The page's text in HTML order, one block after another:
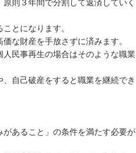
則３年間で分割して返済していく
とになります。
な財産を手放さずに済みます。
民事再生の場合はそのような職業
自己破産をすると職業を継続でき
あること」の条件を満たす必要が